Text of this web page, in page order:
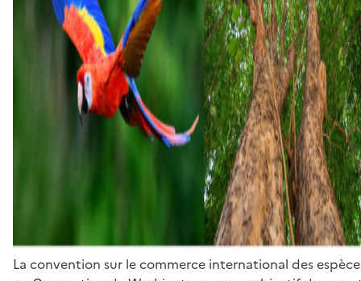
La convention sur le commerce international des